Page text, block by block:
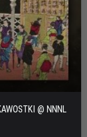
@ NNNL